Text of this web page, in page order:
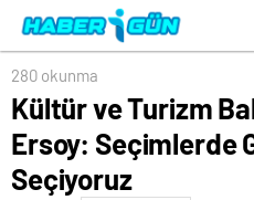
280 okunma
Kültür ve Turizm
Ersoy: Seçimlerde
Seçiyoruz